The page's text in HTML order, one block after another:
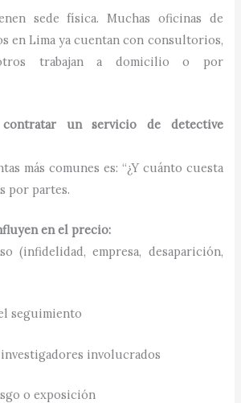
sede física. Muchas oficinas de
en Lima ya cuentan con consultorios,
trabajan a domicilio o por
contratar un servicio de detective
más comunes es: “¿Y cuánto cuesta
por partes.
en el precio:
(infidelidad, empresa, desaparición,
seguimiento
involucrados
o exposición